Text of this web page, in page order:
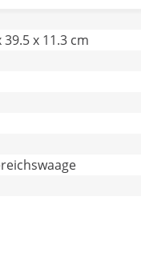
39.5 x 11.3 cm